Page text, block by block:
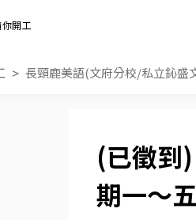
你開工
長頸鹿美語(文府分校/私立鈊盛
期一～五